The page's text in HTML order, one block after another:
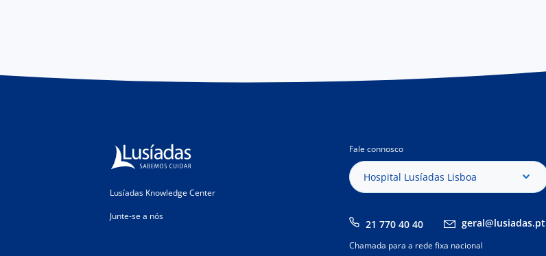
Lusíadas Knowledge Center
Junte-se a nós
Fale connosco
Hospital Lusíadas Lisboa
21 770 40 40 geral@lusiadas.pt
Chamada para a rede fixa nacional